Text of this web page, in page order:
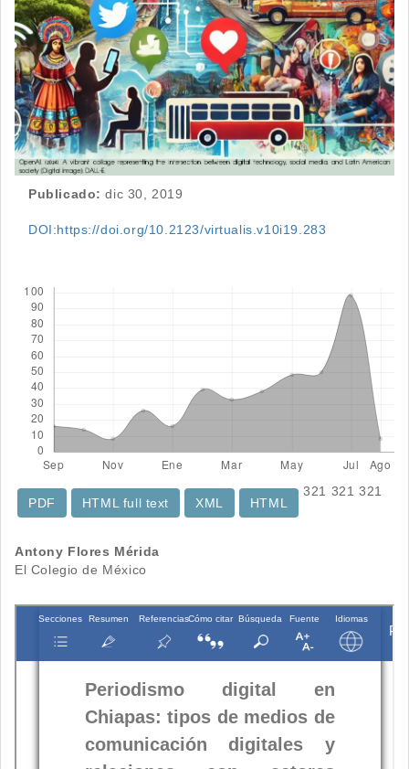
Publicado: dic 30, 2019
DOI:https://doi.org/10.2123/virtualis.v10i19.283
321
PDF
321
HTML full text
XML
321
HTML
Contenido
principal
del
artículo
Antony Flores Mérida
El Colegio de México